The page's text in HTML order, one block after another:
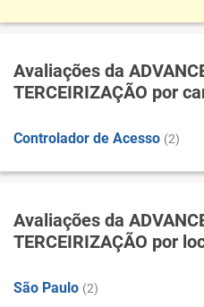
Avaliações da
TERCEIRIZAÇÃO por
Controlador de Acesso (2)
Avaliações da
TERCEIRIZAÇÃO por
São Paulo (2)